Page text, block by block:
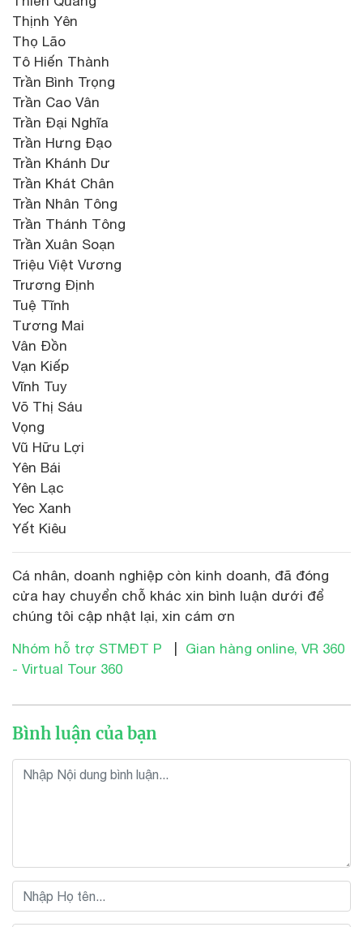
Thịnh Yên
Thọ Lão
Tô Hiến Thành
Trần Bình Trọng
Trần Cao Vân
Trần Đại Nghĩa
Trần Hưng Đạo
Trần Khánh Dư
Trần Khát Chân
Trần Nhân Tông
Trần Thánh Tông
Trần Xuân Soạn
Triệu Việt Vương
Trương Định
Tuệ Tĩnh
Tương Mai
Vân Đồn
Vạn Kiếp
Vĩnh Tuy
Võ Thị Sáu
Vọng
Vũ Hữu Lợi
Yên Bái
Yên Lạc
Yec Xanh
Yết Kiêu
Cá nhân, doanh nghiệp còn kinh doanh, đã đóng
cửa hay chuyển chỗ khác xin bình luận dưới để
chúng tôi cập nhật lại, xin cám ơn
Nhóm hỗ trợ STMĐT P
Gian hàng online, VR 360
- Virtual Tour 360
Bình luận của bạn